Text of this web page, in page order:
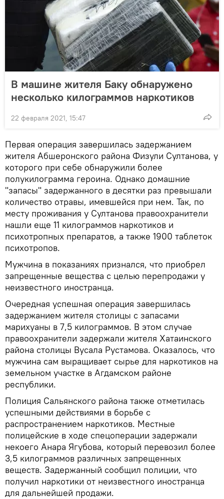
В машине жителя Баку обнаружено
несколько килограммов наркотиков
22 февраля 2021, 15:47
Первая операция завершилась задержанием
жителя Абшеронского района Физули Султанова, у
которого при себе обнаружили более
полукилограмма героина. Однако домашние
"запасы" задержанного в десятки раз превышали
количество отравы, имевшейся при нем. Так, по
месту проживания у Султанова правоохранители
нашли еще 11 килограммов наркотиков и
психотропных препаратов, а также 1900 таблеток
психотропов.
Мужчина в показаниях признался, что приобрел
запрещенные вещества с целью перепродажи у
неизвестного иностранца.
Очередная успешная операция завершилась
задержанием жителя столицы с запасами
марихуаны в 7,5 килограммов. В этом случае
правоохранители задержали жителя Хатаинского
района столицы Вусала Рустамова. Оказалось, что
мужчина сам выращивает сырье для наркотиков на
земельном участке в Агдамском районе
республики.
Полиция Сальянского района также отметилась
успешными действиями в борьбе с
распространением наркотиков. Местные
полицейские в ходе спецоперации задержали
некоего Анара Ягубова, который перевозил более
3,5 килограммов различных запрещенных
веществ. Задержанный сообщил полиции, что
получил наркотики от неизвестного иностранца
для дальнейшей продажи.